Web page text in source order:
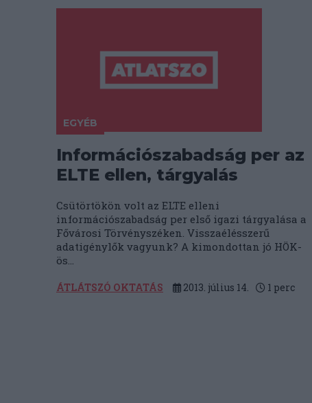
EGYÉB
Információszabadság per az
ELTE ellen, tárgyalás
Csütörtökön volt az ELTE elleni
információszabadság per első igazi tárgyalása a
Fővárosi Törvényszéken. Visszaélésszerű
adatigénylők vagyunk? A kimondottan jó HÖK-
ös...
ÁTLÁTSZÓ OKTATÁS 2013. július 14. 1 perc